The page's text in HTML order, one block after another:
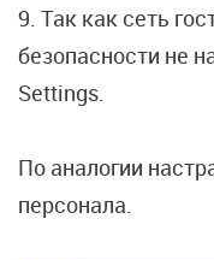
9. Так как сеть
безопасности не
Settings.
По аналогии
персонала.